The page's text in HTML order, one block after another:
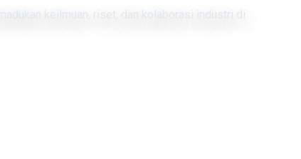
keilmuan, riset, dan kolaborasi industri di